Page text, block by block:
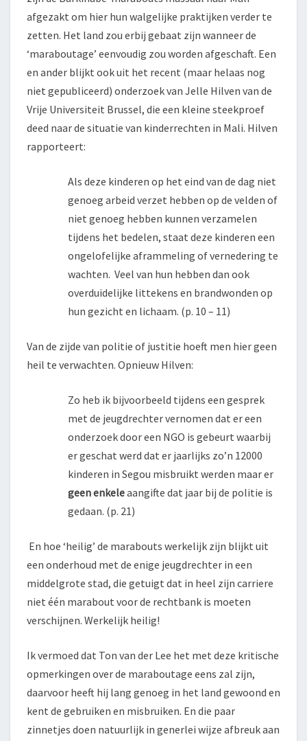
afgezakt om hier hun walgelijke praktijken verder te
zetten. Het land zou erbij gebaat zijn wanneer de
‘maraboutage’ eenvoudig zou worden afgeschaft. Een
en ander blijkt ook uit het recent (maar helaas nog
niet gepubliceerd) onderzoek van Jelle Hilven van de
Vrije Universiteit Brussel, die een kleine steekproef
deed naar de situatie van kinderrechten in Mali. Hilven
rapporteert:
Als deze kinderen op het eind van de dag niet
genoeg arbeid verzet hebben op de velden of
niet genoeg hebben kunnen verzamelen
tijdens het bedelen, staat deze kinderen een
ongelofelijke aframmeling of vernedering te
wachten. Veel van hun hebben dan ook
overduidelijke littekens en brandwonden op
hun gezicht en lichaam. (p. 10 – 11)
Van de zijde van politie of justitie hoeft men hier geen
heil te verwachten. Opnieuw Hilven:
Zo heb ik bijvoorbeeld tijdens een gesprek
met de jeugdrechter vernomen dat er een
onderzoek door een NGO is gebeurt waarbij
er geschat werd dat er jaarlijks zo’n 12000
kinderen in Segou misbruikt werden maar er
geen enkeleaangifte dat jaar bij de politie is
gedaan. (p. 21)
En hoe ‘heilig’ de marabouts werkelijk zijn blijkt uit
een onderhoud met de enige jeugdrechter in een
middelgrote stad, die getuigt dat in heel zijn carriere
niet één marabout voor de rechtbank is moeten
verschijnen. Werkelijk heilig!
Ik vermoed dat Ton van der Lee het met deze kritische
opmerkingen over de maraboutage eens zal zijn,
daarvoor heeft hij lang genoeg in het land gewoond en
kent de gebruiken en misbruiken. En die paar
zinnetjes doen natuurlijk in generlei wijze afbreuk aan